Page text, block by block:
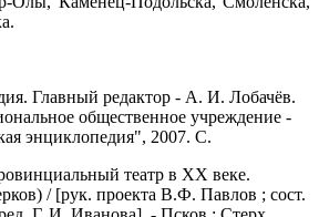
Главный редактор - А. И. Лобачёв.
общественное учреждение -
энциклопедия", 2007. С.
театр в ХХ веке.
/ [рук. проекта В.Ф. Павлов ; сост.